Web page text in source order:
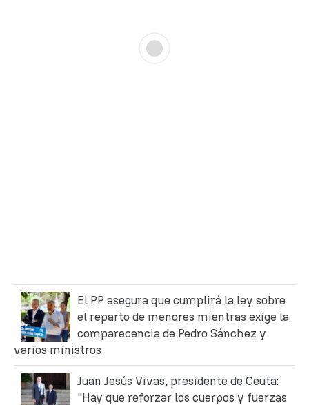
El PP asegura que cumplirá la ley sobre
el reparto de menores mientras exige la
comparecencia de Pedro Sánchez y
varios ministros
Juan Jesús Vivas, presidente de Ceuta:
"Hay que reforzar los cuerpos y fuerzas